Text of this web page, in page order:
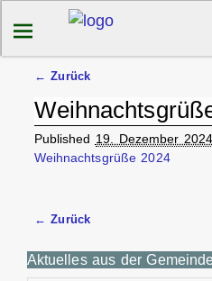
← Zurück
Published 19. Dezember 2024
Weihnachtsgrüße 2024
← Zurück
Aktuelles aus der